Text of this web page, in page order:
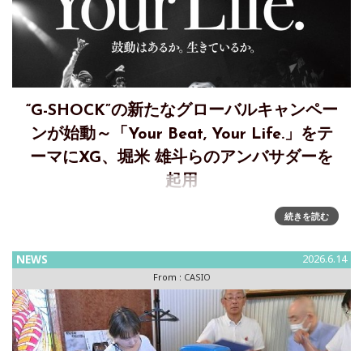
“G-SHOCK”の新たなグローバルキャンペー
ンが始動～「Your Beat, Your Life.」をテ
ーマにXG、堀米 雄斗らのアンバサダーを
起用
「Your Beat, Your Life.」をテーマした “G-SHOCK”のグロー
バルキャンペーンを新たに始動カシオ計算機は、耐衝撃ウオ
続きを読む
NEWS 2026.6.14
From : CASIO